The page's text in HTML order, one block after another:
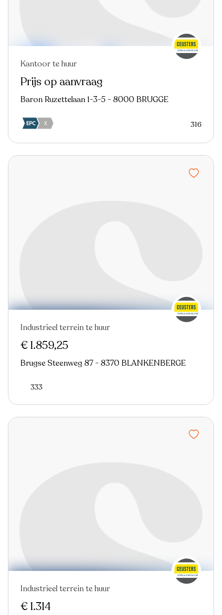
Kantoor te huur
Prijs op aanvraag
Baron Ruzettelaan 1-3-5 - 8000 BRUGGE
316
Industrieel terrein te huur
€ 1.859,25
Brugse Steenweg 87 - 8370 BLANKENBERGE
333
Industrieel terrein te huur
€ 1.314